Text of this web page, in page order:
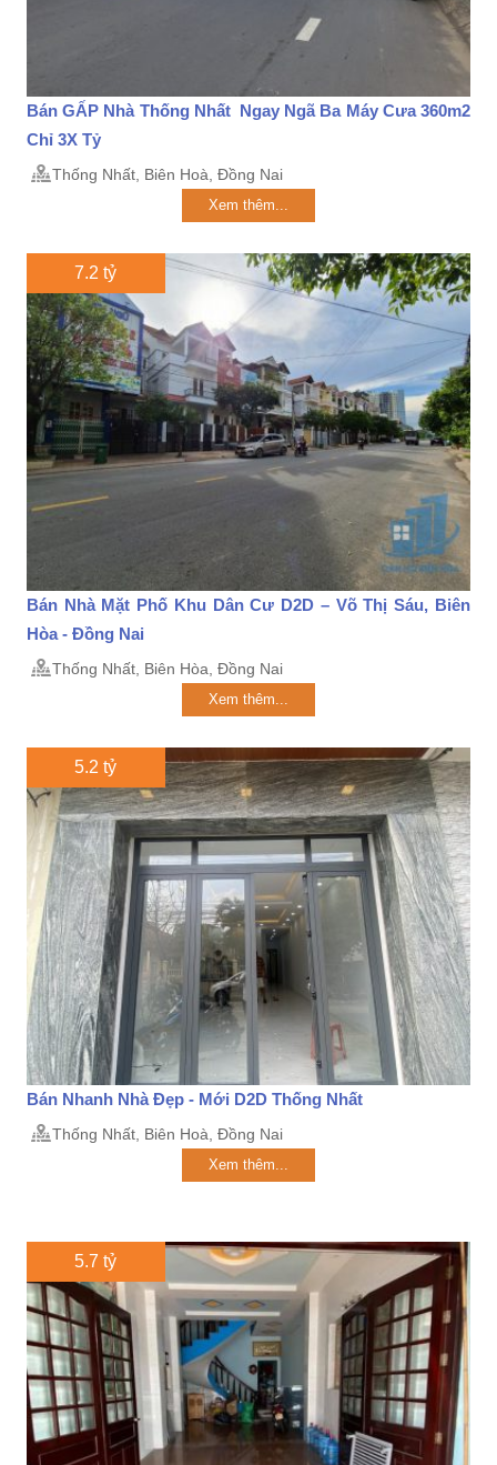
Bán GẤP Nhà Thống Nhất Ngay Ngã Ba Máy Cưa 360m2
Chỉ 3X Tỷ
Thống Nhất, Biên Hoà, Đồng Nai
Xem thêm...
7.2 tỷ
Bán Nhà Mặt Phố Khu Dân Cư D2D – Võ Thị Sáu, Biên
Hòa - Đồng Nai
Thống Nhất, Biên Hòa, Đồng Nai
Xem thêm...
5.2 tỷ
Bán Nhanh Nhà Đẹp - Mới D2D Thống Nhất
Thống Nhất, Biên Hoà, Đồng Nai
Xem thêm...
5.7 tỷ